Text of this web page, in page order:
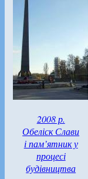
2008 р.
Обеліск Слави
і пам’ятник у
процесі
будівництва